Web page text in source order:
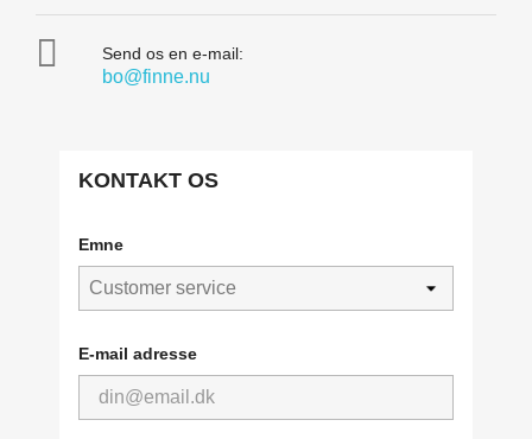
 Send os en e-mail:
bo@finne.nu
KONTAKT OS
Emne
E-mail adresse